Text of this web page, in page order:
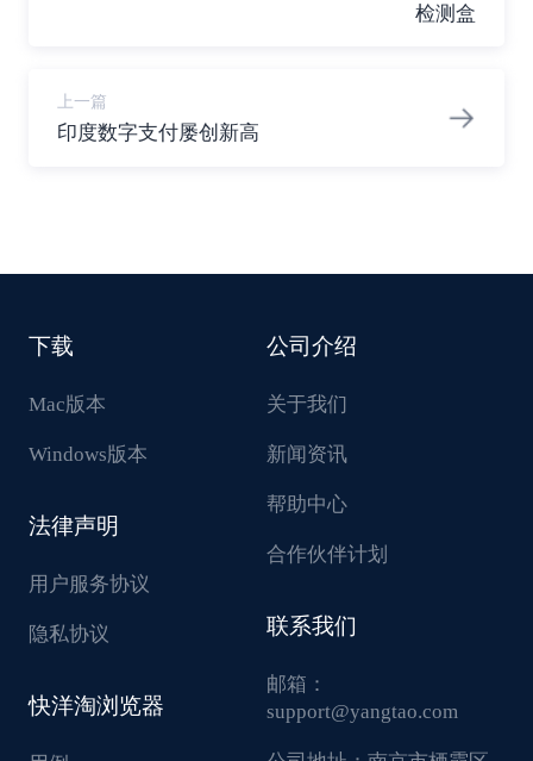
检测盒
上一篇
印度数字支付屡创新高
下载
Mac版本
Windows版本
法律声明
用户服务协议
隐私协议
快洋淘浏览器
公司介绍
关于我们
新闻资讯
帮助中心
合作伙伴计划
联系我们
邮箱：
support@yangtao.com